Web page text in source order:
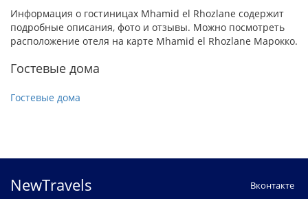
Информация о гостиницах Mhamid el Rhozlane содержит
подробные описания, фото и отзывы. Можно посмотреть
расположение отеля на карте Mhamid el Rhozlane Марокко.
Гостевые дома
Гостевые дома
NewTravels
Вконтакте